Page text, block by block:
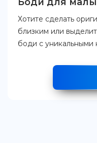
Хотите сделать
близким или
боди с уникальными